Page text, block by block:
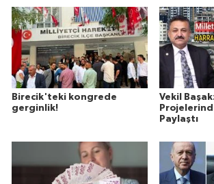
Birecik'teki kongrede
gerginlik!
Vekil
Paylaştı